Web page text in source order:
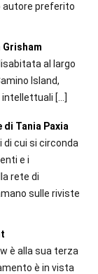
autore preferito
Grisham
al largo
Island,
intellettuali […]
Tania Paxia
di cui si circonda
e i
rete di
sulle riviste
è alla sua terza
è in vista